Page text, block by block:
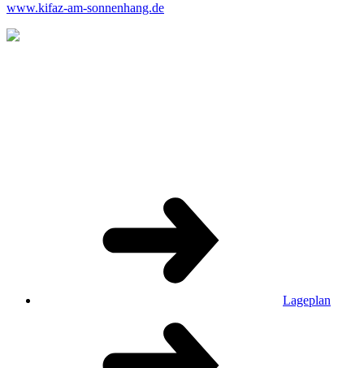
www.kifaz-am-sonnenhang.de
Lageplan